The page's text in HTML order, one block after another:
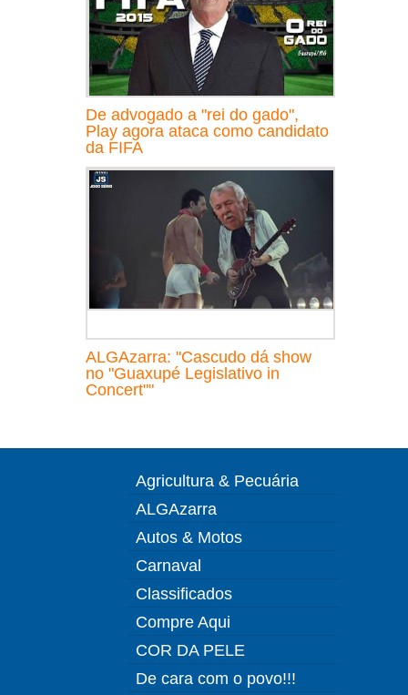
De advogado a "rei do gado",
Play agora ataca como candidato
da FIFA
ALGAzarra: "Cascudo dá show
no "Guaxupé Legislativo in
Concert""
Agricultura & Pecuária
ALGAzarra
Autos & Motos
Carnaval
Classificados
Compre Aqui
COR DA PELE
De cara com o povo!!!